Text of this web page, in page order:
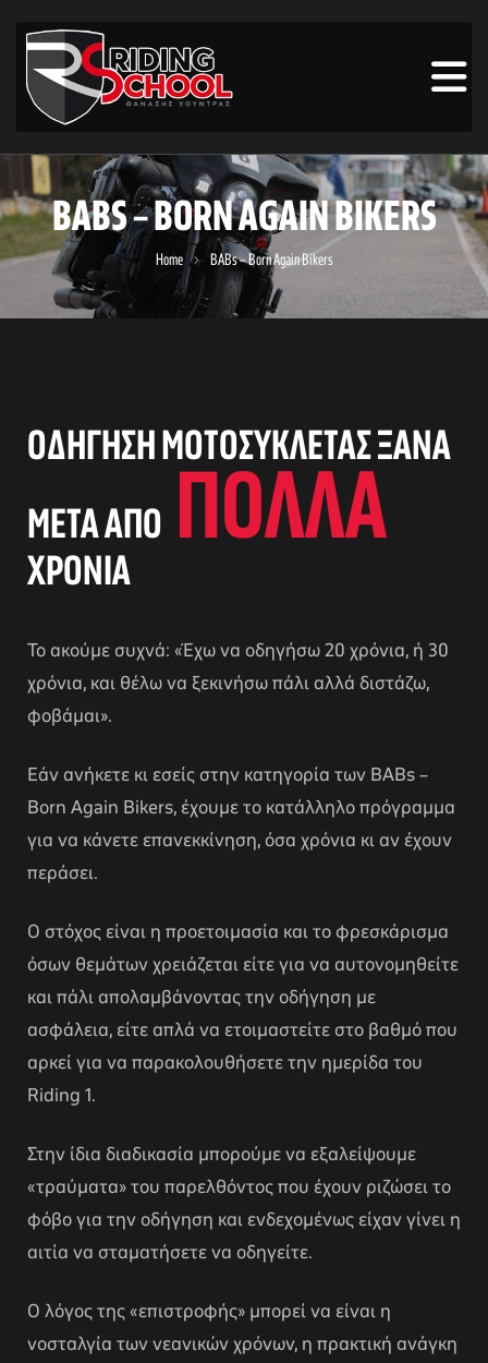
BABS – BORN AGAIN BIKERS
Home BABs – Born Again Bikers
ΟΔΉΓΗΣΗ ΜΟΤΟΣΥΚΛΈΤΑΣ ΞΑΝΆ
ΜΕΤΆ ΑΠΌ ΠΟΛΛΆ
ΧΡΌΝΙΑ
Το ακούμε συχνά: «Έχω να οδηγήσω 20 χρόνια, ή 30
χρόνια, και θέλω να ξεκινήσω πάλι αλλά διστάζω,
φοβάμαι».
Εάν ανήκετε κι εσείς στην κατηγορία των ΒΑΒs –
Born Again Bikers, έχουμε το κατάλληλο πρόγραμμα
για να κάνετε επανεκκίνηση, όσα χρόνια κι αν έχουν
περάσει.
Ο στόχος είναι η προετοιμασία και το φρεσκάρισμα
όσων θεμάτων χρειάζεται είτε για να αυτονομηθείτε
και πάλι απολαμβάνοντας την οδήγηση με
ασφάλεια, είτε απλά να ετοιμαστείτε στο βαθμό που
αρκεί για να παρακολουθήσετε την ημερίδα του
Riding 1.
Στην ίδια διαδικασία μπορούμε να εξαλείψουμε
«τραύματα» του παρελθόντος που έχουν ριζώσει το
φόβο για την οδήγηση και ενδεχομένως είχαν γίνει η
αιτία να σταματήσετε να οδηγείτε.
Ο λόγος της «επιστροφής» μπορεί να είναι η
νοσταλγία των νεανικών χρόνων, η πρακτική ανάγκη